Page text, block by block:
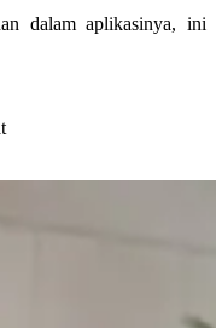
dalam aplikasinya, ini